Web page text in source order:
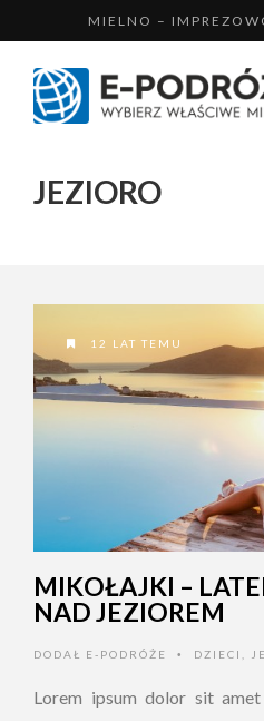
MIELNO –
ZAKOPANE – NA
USTKA –
JEZIORO
12 LAT TEMU
MIKOŁAJKI –
NAD JEZIOREM
DODAŁ E-PODRÓŻE • DZIECI
Lorem ipsum dolor sit amet